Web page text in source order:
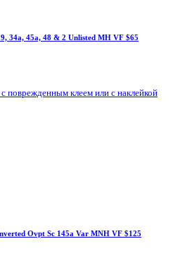
34a, 45a, 48 & 2 Unlisted MH VF $65
с поврежденным клеем или с наклейкой
Ovpt Sc 145a Var MNH VF $125